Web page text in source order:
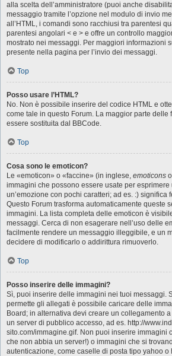
alla scelta dell’amministratore (puoi anche
messaggio tramite l’opzione nel modulo di invio
all’HTML, i comandi sono racchiusi tra parentesi
parentesi angolari < e > e offre un controllo
mostrato nei messaggi. Per maggiori informazioni
presente nella pagina per l’invio dei messaggi.
Top
Posso usare l’HTML?
No. Non è possibile inserire del codice HTML e
come tale in questo Forum. La maggior parte delle
essere sostituita dal BBCode.
Top
Cosa sono le emoticon?
Le «emoticon» o «faccine» (in inglese, emoticons o
immagini che possono essere usate per
un’emozione con pochi caratteri; ad es. :) significa
Questo Forum trasforma automaticamente queste
immagini. La lista completa delle emoticon è
messaggi. Cerca di non esagerare nell’uso delle
facilmente rendere un messaggio illeggibile, e un
decidere di modificarlo o addirittura rimuoverlo.
Top
Posso inserire delle immagini?
Sì, puoi inserire delle immagini nei tuoi messaggi.
permette gli allegati è possibile caricare delle
Board; in alternativa devi creare un collegamento
un server di pubblico accesso, ad es. http://
sito.com/immagine.gif. Non puoi inserire immagini
che non abbia un server!) o immagini che si
autenticazione, come caselle di posta tipo yahoo o